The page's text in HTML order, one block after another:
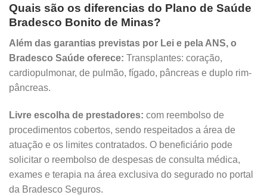
Quais são os diferencias do Plano de Saúde
Bradesco Bonito de Minas?
Além das garantias previstas por Lei e pela ANS, o
Bradesco Saúde oferece: Transplantes: coração,
cardiopulmonar, de pulmão, fígado, pâncreas e duplo rim-
pâncreas.
Livre escolha de prestadores: com reembolso de
procedimentos cobertos, sendo respeitados a área de
atuação e os limites contratados. O beneficiário pode
solicitar o reembolso de despesas de consulta médica,
exames e terapia na área exclusiva do segurado no portal
da Bradesco Seguros.